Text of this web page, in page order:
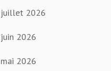
juillet 2026
juin 2026
mai 2026